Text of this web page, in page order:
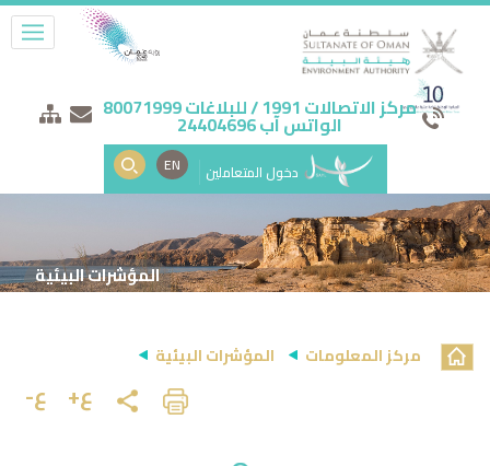
مركز الاتصالات 1991 / للبلاغات 80071999
الواتس آب 24404696
دخول المتعاملين EN
المؤشرات البيئية
مركز المعلومات المؤشرات البيئية
ع+ ع-